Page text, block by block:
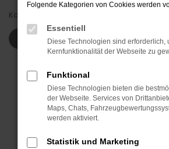
Karsten Z.
WEITERE KUNDENSTIMMEN LESEN
Folgende Kategorien von Cookies werden
Essentiell
Diese Technologien sind erforderlich,
Kernfunktionalität der Webseite zu
Funktional
Diese Technologien bieten die
der Webseite. Services von
Maps, Chats,
werden aktiviert.
Statistik und Marketing